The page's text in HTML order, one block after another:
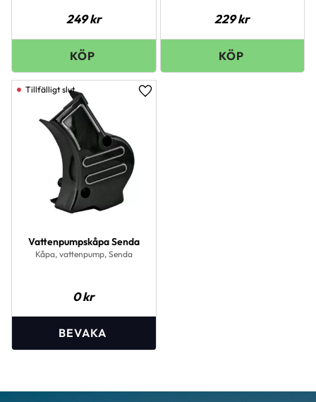
249kr 229kr
Vattenpumpskåpa Senda
Kåpa, vattenpump, Senda
0kr
Lägg till i favoriter